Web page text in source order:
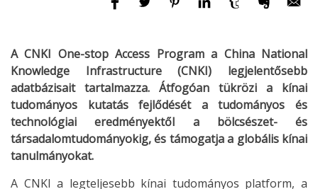
A CNKI One-stop Access Program a China National
Knowledge Infrastructure (CNKI) legjelentősebb
adatbázisait tartalmazza. Átfogóan tükrözi a kínai
tudományos kutatás fejlődését a tudományos és
technológiai eredményektől a bölcsészet- és
társadalomtudományokig, és támogatja a globális kínai
tanulmányokat.
A CNKI a legteljesebb kínai tudományos platform, a